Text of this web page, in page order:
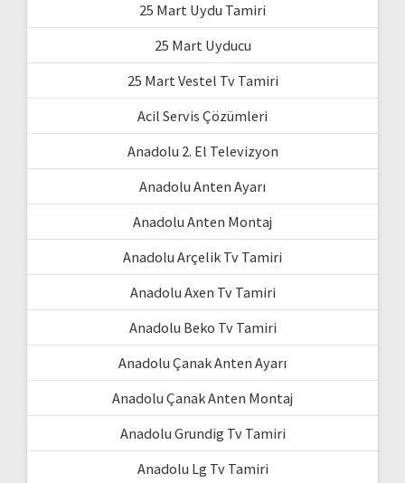
25 Mart Uydu Tamiri
25 Mart Uyducu
25 Mart Vestel Tv Tamiri
Acil Servis Çözümleri
Anadolu 2. El Televizyon
Anadolu Anten Ayarı
Anadolu Anten Montaj
Anadolu Arçelik Tv Tamiri
Anadolu Axen Tv Tamiri
Anadolu Beko Tv Tamiri
Anadolu Çanak Anten Ayarı
Anadolu Çanak Anten Montaj
Anadolu Grundig Tv Tamiri
Anadolu Lg Tv Tamiri